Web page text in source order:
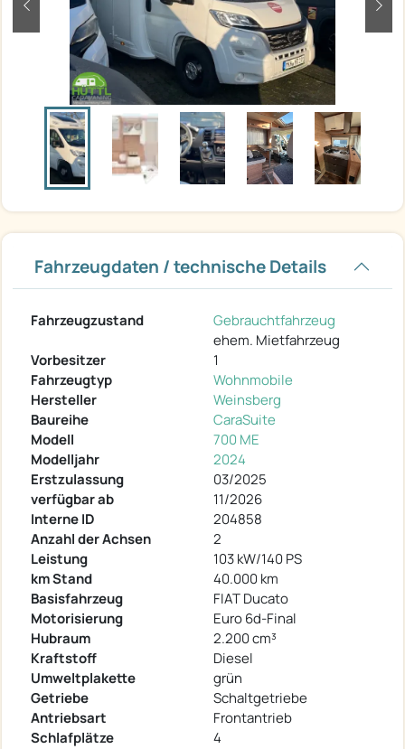
zurück
Fahrzeugdaten / technische Details
Fahrzeugzustand
Gebrauchtfahrzeug
ehem. Mietfahrzeug
Vorbesitzer
1
Fahrzeugtyp
Wohnmobile
Hersteller
Weinsberg
Baureihe
CaraSuite
Modell
700 ME
Modelljahr
2024
Erstzulassung
03/2025
verfügbar ab
11/2026
Interne ID
204858
Anzahl der Achsen
2
Leistung
103 kW/140 PS
km Stand
40.000 km
Basisfahrzeug
FIAT Ducato
Motorisierung
Euro 6d-Final
Hubraum
2.200 cm³
Kraftstoff
Diesel
Umweltplakette
grün
Getriebe
Schaltgetriebe
Antriebsart
Frontantrieb
Schlafplätze
4